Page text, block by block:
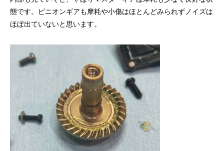
態です。ピニオンギアも摩耗や小傷はほとんどみられずノイズは
ほぼ出ていないと思います。